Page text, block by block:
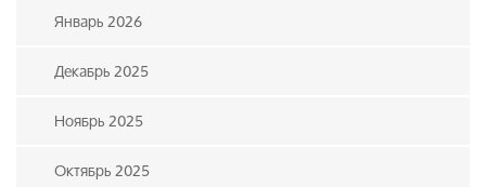
Январь 2026
Декабрь 2025
Ноябрь 2025
Октябрь 2025